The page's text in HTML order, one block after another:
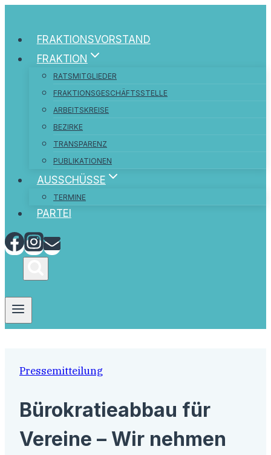
springenFRAKTIONSVORSTAND
FRAKTION
RATSMITGLIEDER
FRAKTIONSGESCHÄFTSSTELLE
ARBEITSKREISE
BEZIRKE
TRANSPARENZ
PUBLIKATIONEN
AUSSCHÜSSE
TERMINE
PARTEI
Pressemitteilung
Bürokratieabbau für
Vereine – Wir nehmen